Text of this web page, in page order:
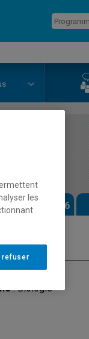
Automne 2026
: Biologie
les
refuser